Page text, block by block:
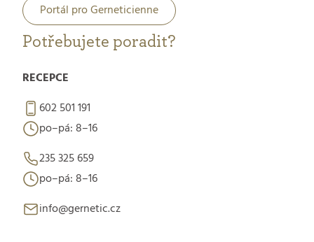
Portál pro Gerneticienne
Potřebujete poradit?
RECEPCE
602 501 191
po–pá: 8–16
235 325 659
po–pá: 8–16
info@gernetic.cz